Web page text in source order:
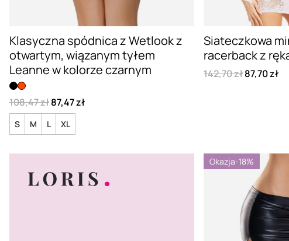
Klasyczna spódnica z Wetlook z
otwartym, wiązanym tyłem
Leanne w kolorze czarnym
108,47 zł87,47 zł
S M L XL
Siateczkowa
racerback z
142,70 zł87,70 zł
Okazja-18%